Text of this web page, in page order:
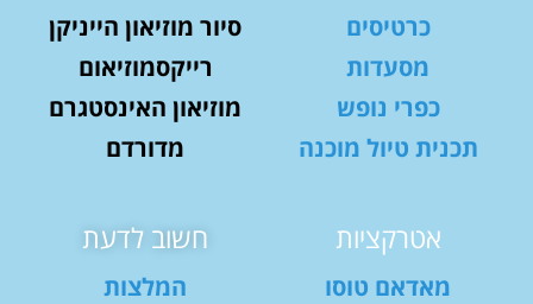
כרטיסים
מסעדות
כפרי נופש
תכנית טיול מוכנה
סיור מוזיאון הייניקן
רייקסמוזיאום
מוזיאון האינסטגרם
מדורדם
אטרקציות
מאדאם טוסו
חשוב לדעת
המלצות